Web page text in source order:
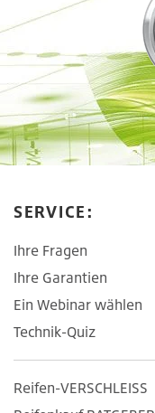
SERVICE:
Ihre Fragen
Ihre Garantien
Ein Webinar wählen
Technik-Quiz
Reifen-VERSCHLEISS